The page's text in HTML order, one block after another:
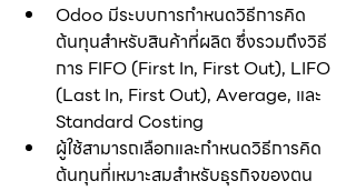
Odoo มีระบบการกำหนดวิธีการคิด
ต้นทุนสำหรับสินค้าที่ผลิต ซึ่งรวมถึงวิธี
การ FIFO (First In, First Out), LIFO
(Last In, First Out), Average, และ
Standard Costing
ผู้ใช้สามารถเลือกและกำหนดวิธีการคิด
ต้นทุนที่เหมาะสมสำหรับธุรกิจของตน